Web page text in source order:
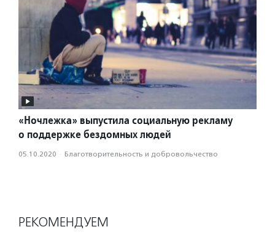
«Ночлежка» выпустила социальную рекламу
о поддержке бездомных людей
05.10.2020 · Благотвори­тель­ность и доброволь­чест­во
РЕКОМЕНДУЕМ